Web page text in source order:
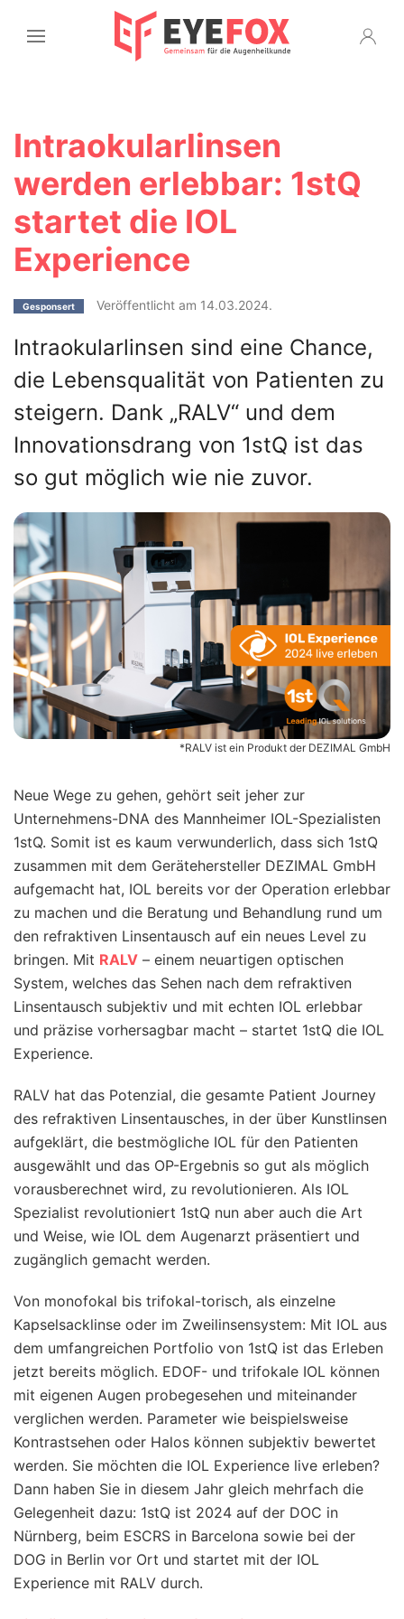
Intraokularlinsen
werden erlebbar: 1stQ
startet die IOL
Experience
Gesponsert Veröffentlicht am 14.03.2024.
Intraokularlinsen sind eine Chance,
die Lebensqualität von Patienten zu
steigern. Dank „RALV“ und dem
Innovationsdrang von 1stQ ist das
so gut möglich wie nie zuvor.
*RALV ist ein Produkt der DEZIMAL GmbH
Neue Wege zu gehen, gehört seit jeher zur
Unternehmens-DNA des Mannheimer IOL-Spezialisten
1stQ. Somit ist es kaum verwunderlich, dass sich 1stQ
zusammen mit dem Gerätehersteller DEZIMAL GmbH
aufgemacht hat, IOL bereits vor der Operation erlebbar
zu machen und die Beratung und Behandlung rund um
den refraktiven Linsentausch auf ein neues Level zu
bringen. Mit RALV – einem neuartigen optischen
System, welches das Sehen nach dem refraktiven
Linsentausch subjektiv und mit echten IOL erlebbar
und präzise vorhersagbar macht – startet 1stQ die IOL
Experience.
RALV hat das Potenzial, die gesamte Patient Journey
des refraktiven Linsentausches, in der über Kunstlinsen
aufgeklärt, die bestmögliche IOL für den Patienten
ausgewählt und das OP-Ergebnis so gut als möglich
vorausberechnet wird, zu revolutionieren. Als IOL
Spezialist revolutioniert 1stQ nun aber auch die Art
und Weise, wie IOL dem Augenarzt präsentiert und
zugänglich gemacht werden.
Von monofokal bis trifokal-torisch, als einzelne
Kapselsacklinse oder im Zweilinsensystem: Mit IOL aus
dem umfangreichen Portfolio von 1stQ ist das Erleben
jetzt bereits möglich. EDOF- und trifokale IOL können
mit eigenen Augen probegesehen und miteinander
verglichen werden. Parameter wie beispielsweise
Kontrastsehen oder Halos können subjektiv bewertet
werden. Sie möchten die IOL Experience live erleben?
Dann haben Sie in diesem Jahr gleich mehrfach die
Gelegenheit dazu: 1stQ ist 2024 auf der DOC in
Nürnberg, beim ESCRS in Barcelona sowie bei der
DOG in Berlin vor Ort und startet mit der IOL
Experience mit RALV durch.